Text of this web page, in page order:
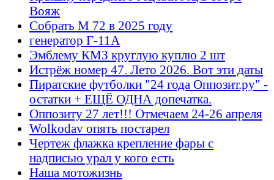
Вояж
Собрать М 72 в 2025 году
генератор Г-11А
Эмблему КМЗ круглую куплю 2 шт
Истрёж номер 47. Лето 2026. Вот эти даты
Пиратские футболки "24 года Оппозит.ру" -
остатки + ЕЩЁ ОДНА допечатка.
Оппозиту 27 лет!!! Отмечаем 24-26 апреля
Wolkodav опять постарел
Чертеж флажка крепление фары с
надписью урал у кого есть
Наша мотожизнь